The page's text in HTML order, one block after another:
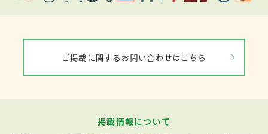
ご掲載に関するお問い合わせはこちら
掲載情報について